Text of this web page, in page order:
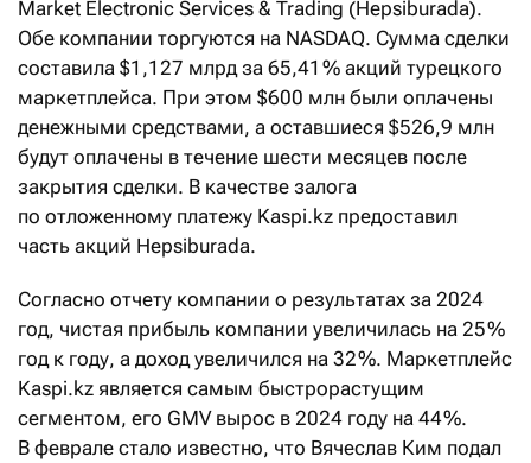
Market Electronic Services & Trading (Hepsiburada).
Обе компании торгуются на NASDAQ. Сумма сделки
составила $1,127 млрд за 65,41 % акций турецкого
маркетплейса. При этом $600 млн были оплачены
денежными средствами, а оставшиеся $526,9 млн
будут оплачены в течение шести месяцев после
закрытия сделки. В качестве залога
по отложенному платежу Kaspi.kz предоставил
часть акций Hepsiburada.
Согласно отчету компании о результатах за 2024
год, чистая прибыль компании увеличилась на 25 %
год к году, а доход увеличился на 32 %. Маркетплейс
Kaspi.kz является самым быстрорастущим
сегментом, его GMV вырос в 2024 году на 44 %.
В феврале стало известно, что Вячеслав Ким подал